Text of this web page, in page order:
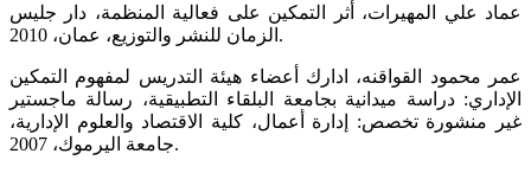
عماد علي المهيرات، أثر التمكين على فعالية المنظمة، دار جليس
الزمان للنشر والتوزيع، عمان، 2010.
عمر محمود القواقنه، ادارك أعضاء هيئة التدريس لمفهوم التمكين
الإداري: دراسة ميدانية بجامعة البلقاء التطبيقية، رسالة ماجستير
غير منشورة تخصص: إدارة أعمال، كلية الاقتصاد والعلوم الإدارية،
جامعة اليرموك، 2007.